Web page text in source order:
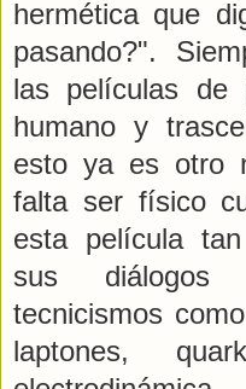
hermética que
pasando?".
las películas de
humano y
esto ya es otro
falta ser físico
esta película
sus
tecnicismos
laptones,